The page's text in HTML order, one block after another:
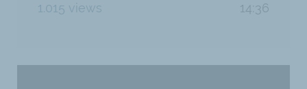
1.015 views 14:36